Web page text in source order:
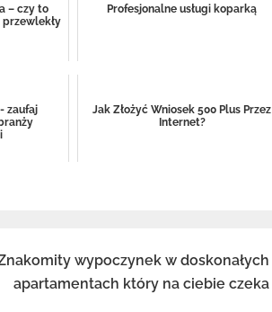
– czy to
przewlekły
Profesjonalne usługi koparką
zaufaj
Jak Złożyć Wniosek 500 Plus Przez
Internet?
wypoczynek w doskonałych
apartamentach który na ciebie czeka